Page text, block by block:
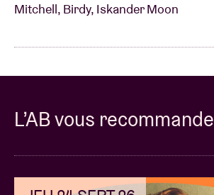
Mitchell, Birdy, Iskander Moon
L’AB vous recommande